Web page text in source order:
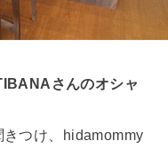
さんのオシャ
つけ、hidamommy